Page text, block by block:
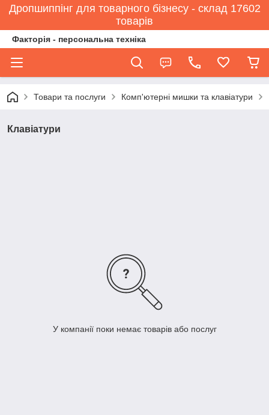
Дропшиппінг для товарного бізнесу - склад 17602
товарів
Факторія - персональна техніка
Товари та послуги Комп'ютерні мишки та клавіатури
Клавіатури
У компанії поки немає товарів або послуг